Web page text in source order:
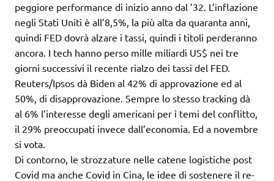
peggiore performance di inizio anno dal ’32. L’inflazione
negli Stati Uniti è all’8,5%, la più alta da quaranta anni,
quindi FED dovrà alzare i tassi, quindi i titoli perderanno
ancora. I tech hanno perso mille miliardi US$ nei tre
giorni successivi il recente rialzo dei tassi del FED.
Reuters/Ipsos dà Biden al 42% di approvazione ed al
50%, di disapprovazione. Sempre lo stesso tracking dà
al 6% l’interesse degli americani per i temi del conflitto,
il 29% preoccupati invece dall’economia. Ed a novembre
si vota.
Di contorno, le strozzature nelle catene logistiche post
Covid ma anche Covid in Cina, le idee di sostenere il re-